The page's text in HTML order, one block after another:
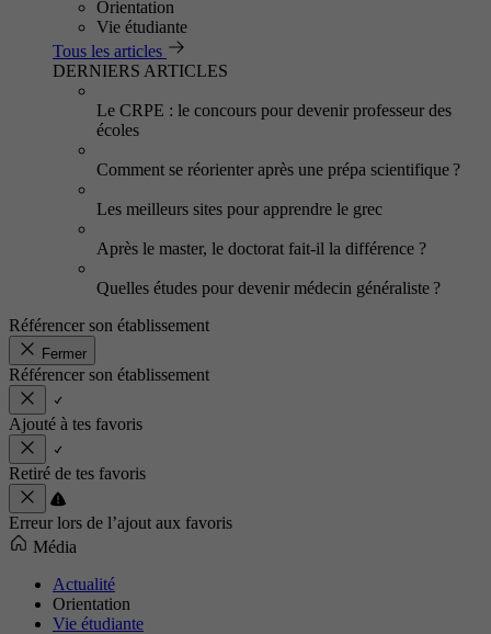
Orientation
Vie étudiante
Tous les articles
DERNIERS ARTICLES
Le CRPE : le concours pour devenir professeur des
écoles
Comment se réorienter après une prépa scientifique ?
Les meilleurs sites pour apprendre le grec
Après le master, le doctorat fait-il la différence ?
Quelles études pour devenir médecin généraliste ?
Référencer son établissement
Fermer
Référencer son établissement
Ajouté à tes favoris
Retiré de tes favoris
Erreur lors de l’ajout aux favoris
Média
Actualité
Orientation
Vie étudiante